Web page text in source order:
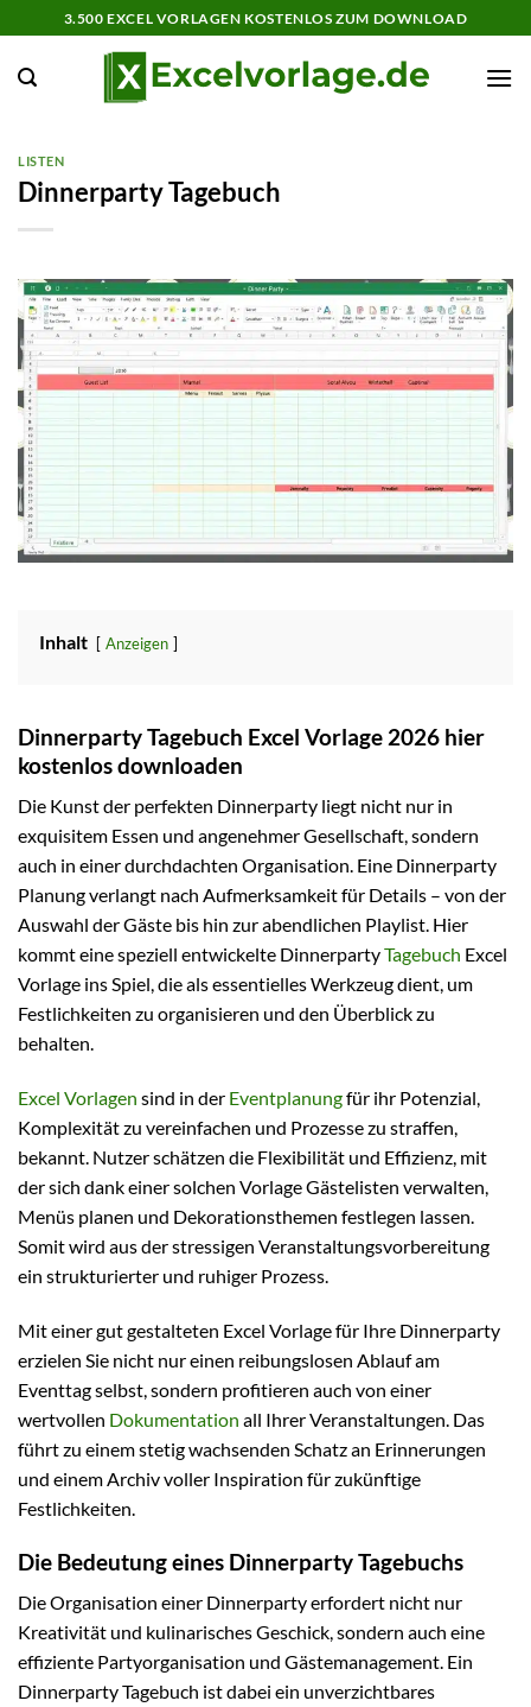
Inhalt
springen
3.500 EXCEL VORLAGEN KOSTENLOS ZUM DOWNLOAD
LISTEN
Dinnerparty Tagebuch
Inhalt Anzeigen
Dinnerparty Tagebuch Excel Vorlage 2026 hier
kostenlos downloaden
Die Kunst der perfekten Dinnerparty liegt nicht nur in
exquisitem Essen und angenehmer Gesellschaft, sondern
auch in einer durchdachten Organisation. Eine Dinnerparty
Planung verlangt nach Aufmerksamkeit für Details – von der
Auswahl der Gäste bis hin zur abendlichen Playlist. Hier
kommt eine speziell entwickelte DinnerpartyTagebuch Excel
Vorlage ins Spiel, die als essentielles Werkzeug dient, um
Festlichkeiten zu organisieren und den Überblick zu
behalten.
Excel Vorlagen sind in der Eventplanungfür ihr Potenzial,
Komplexität zu vereinfachen und Prozesse zu straffen,
bekannt. Nutzer schätzen die Flexibilität und Effizienz, mit
der sich dank einer solchen Vorlage Gästelisten verwalten,
Menüs planen und Dekorationsthemen festlegen lassen.
Somit wird aus der stressigen Veranstaltungsvorbereitung
ein strukturierter und ruhiger Prozess.
Mit einer gut gestalteten Excel Vorlage für Ihre Dinnerparty
erzielen Sie nicht nur einen reibungslosen Ablauf am
Eventtag selbst, sondern profitieren auch von einer
wertvollen Dokumentation all Ihrer Veranstaltungen. Das
führt zu einem stetig wachsenden Schatz an Erinnerungen
und einem Archiv voller Inspiration für zukünftige
Festlichkeiten.
Die Bedeutung eines Dinnerparty Tagebuchs
Die Organisation einer Dinnerparty erfordert nicht nur
Kreativität und kulinarisches Geschick, sondern auch eine
effiziente Partyorganisation und Gästemanagement. Ein
Dinnerparty Tagebuch ist dabei ein unverzichtbares